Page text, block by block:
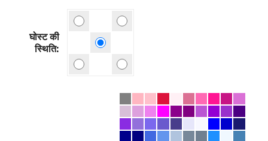
घोस्ट की
स्थिति